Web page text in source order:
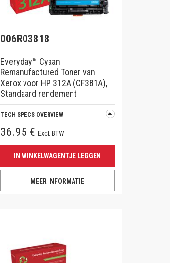
006R03818
Everyday™ Cyaan
Remanufactured Toner van
Xerox voor HP 312A (CF381A),
Standaard rendement
TECH SPECS OVERVIEW
36.95 € Excl. BTW
IN WINKELWAGENTJE LEGGEN
MEER INFORMATIE